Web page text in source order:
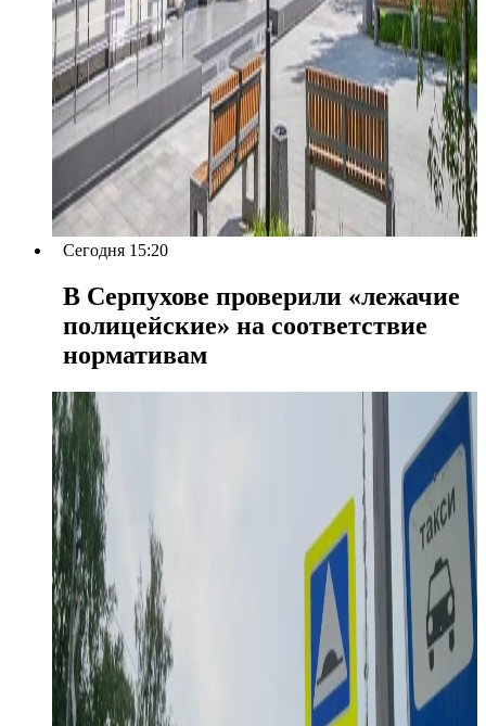
Сегодня 15:20
В Серпухове проверили «лежачие
полицейские» на соответствие
нормативам